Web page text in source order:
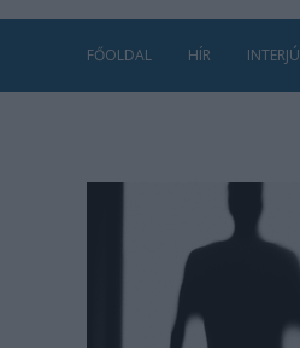
FŐOLDAL HÍR INTERJÚ